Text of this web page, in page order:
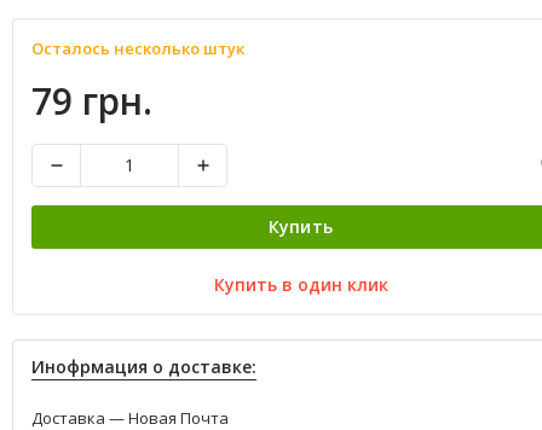
Осталось несколько штук
79 грн.
Купить
Купить в один клик
Инофрмация о доставке:
Доставка — Новая Почта